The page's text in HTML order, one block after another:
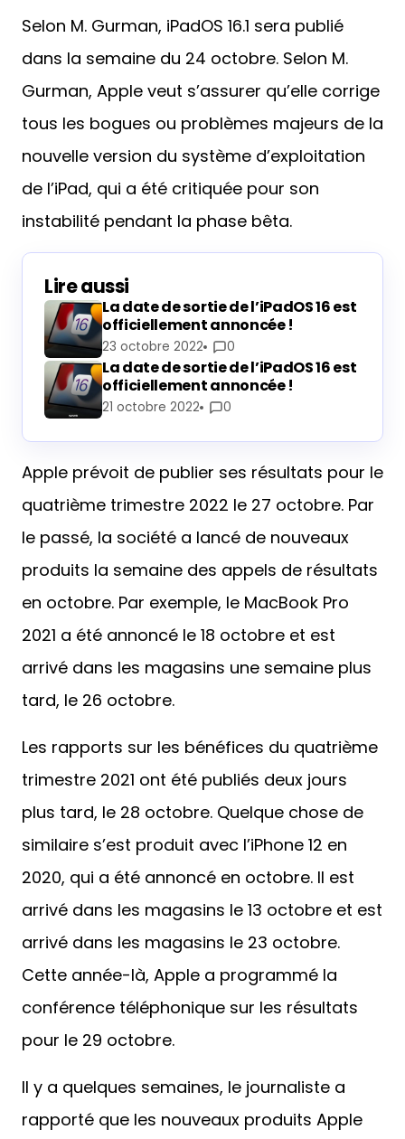
Selon M. Gurman, iPadOS 16.1 sera publié
dans la semaine du 24 octobre. Selon M.
Gurman, Apple veut s’assurer qu’elle corrige
tous les bogues ou problèmes majeurs de la
nouvelle version du système d’exploitation
de l’iPad, qui a été critiquée pour son
instabilité pendant la phase bêta.
Lire aussi
La date de sortie de l’iPadOS 16 est
officiellement annoncée !
23 octobre 2022 0
La date de sortie de l’iPadOS 16 est
officiellement annoncée !
21 octobre 2022 0
Apple prévoit de publier ses résultats pour le
quatrième trimestre 2022 le 27 octobre. Par
le passé, la société a lancé de nouveaux
produits la semaine des appels de résultats
en octobre. Par exemple, le MacBook Pro
2021 a été annoncé le 18 octobre et est
arrivé dans les magasins une semaine plus
tard, le 26 octobre.
Les rapports sur les bénéfices du quatrième
trimestre 2021 ont été publiés deux jours
plus tard, le 28 octobre. Quelque chose de
similaire s’est produit avec l’iPhone 12 en
2020, qui a été annoncé en octobre. Il est
arrivé dans les magasins le 13 octobre et est
arrivé dans les magasins le 23 octobre.
Cette année-là, Apple a programmé la
conférence téléphonique sur les résultats
pour le 29 octobre.
Il y a quelques semaines, le journaliste a
rapporté que les nouveaux produits Apple